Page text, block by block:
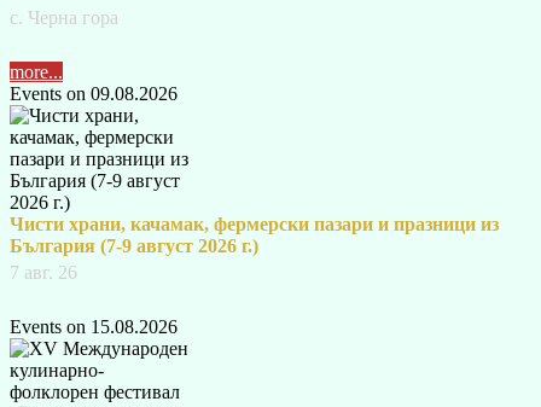
с. Черна гора
more...
Events on 09.08.2026
Чисти храни, качамак, фермерски пазари и празници из
България (7-9 август 2026 г.)
7 авг. 26
Events on 15.08.2026